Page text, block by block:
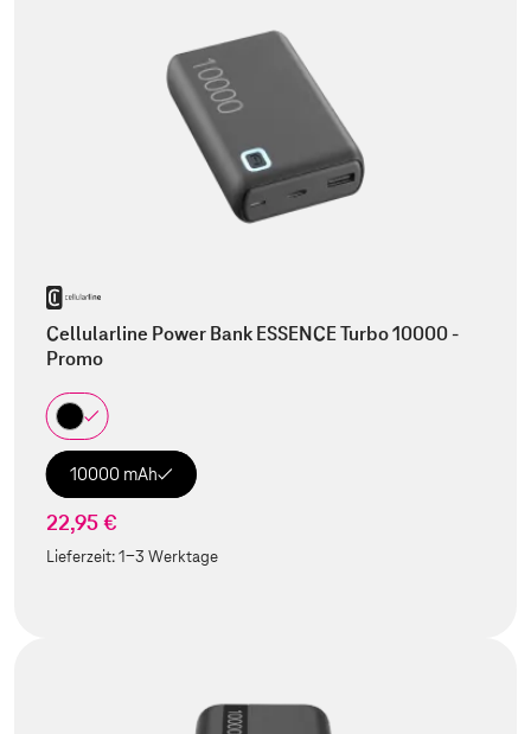
Cellularline Power Bank ESSENCE Turbo 10000 -
Promo
10000 mAh
22,95 €
Lieferzeit:1-3 Werktage